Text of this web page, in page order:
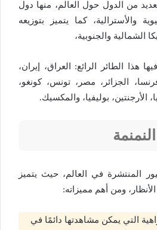
من الدول حول العالم، منها دول
والأسترالية، كما يتميز بتوزيعه
الشمالية والجنوبية،
هذا الطائر الرائع: العراق، إيران،
فرنسا، الجزائر، مصر، تونس، كونغو،
الأرجنتين، بوليفيا، والمكسيك.
المنتشرة في العالم، حيث يتميز
ومن أهم مميزاته:
التي يمكن مشاهدتها دائمًا في